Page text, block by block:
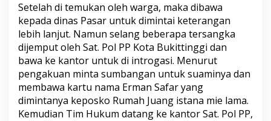
g
a
n
P
a
k
a
i
A
t
r
Setelah di temukan oleh warga, maka dibawa
kepada dinas Pasar untuk dimintai keterangan
lebih lanjut. Namun selang beberapa tersangka
dijemput oleh Sat. Pol PP Kota Bukittinggi dan
bawa ke kantor untuk di introgasi. Menurut
pengakuan minta sumbangan untuk suaminya dan
membawa kartu nama Erman Safar yang
dimintanya keposko Rumah Juang istana mie lama.
Kemudian Tim Hukum datang ke kantor Sat. Pol PP,